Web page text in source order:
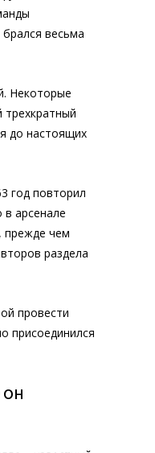
весьма
Некоторые
трехкратный
до настоящих
год повторил
арсенале
прежде чем
раздела
провести
присоединился